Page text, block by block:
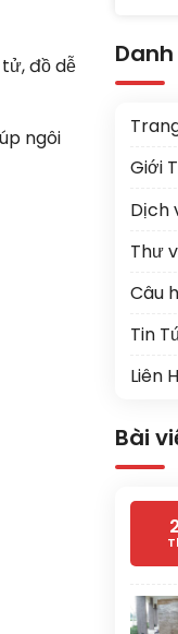
đồ dễ
ngôi
Giới
Dịch
Thư
Câu
Tin
Liên
Bài